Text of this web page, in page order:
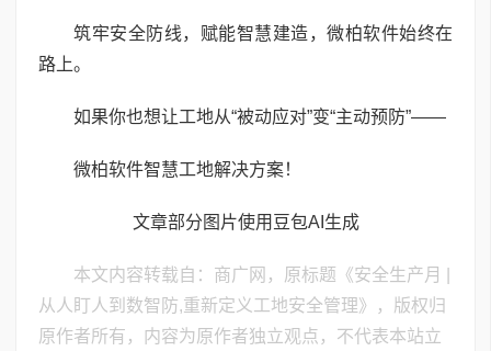
筑牢安全防线，赋能智慧建造，微柏软件始终在
路上。
如果你也想让工地从“被动应对”变“主动预防”——
微柏软件智慧工地解决方案！
文章部分图片使用豆包AI生成
本文内容转载自：商广网，原标题《安全生产月 |
从人盯人到数智防,重新定义工地安全管理》，版权归
原作者所有，内容为原作者独立观点，不代表本站立